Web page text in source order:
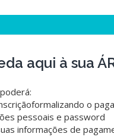
aqui à sua
o
pessoais e password
informações de